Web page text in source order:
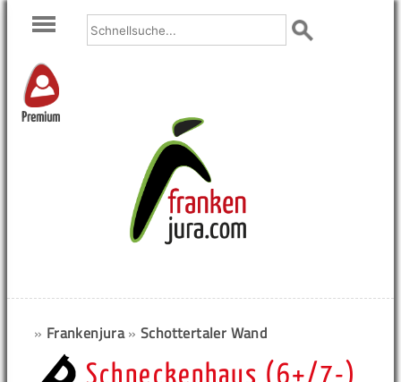
Premium
» Frankenjura»Schottertaler Wand